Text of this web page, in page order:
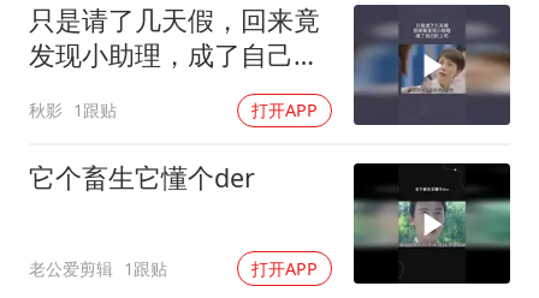
只是请了几天假，回来竟
发现小助理，成了自己的
秋影 1跟贴 打开APP
它个畜生它懂个der
老公爱剪辑 1跟贴 打开APP